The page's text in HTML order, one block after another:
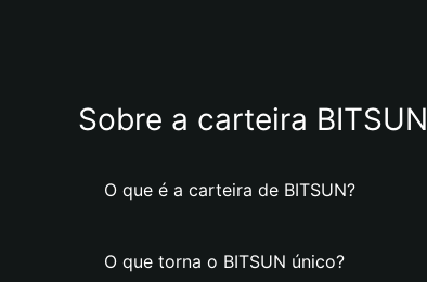
Sobre a carteira BITSUN
O que é a carteira de BITSUN?
O que torna o BITSUN único?